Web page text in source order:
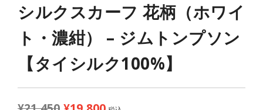
シルクスカーフ 花柄（ホワイ
ト・濃紺） – ジムトンプソン
【タイシルク100%】
元
現